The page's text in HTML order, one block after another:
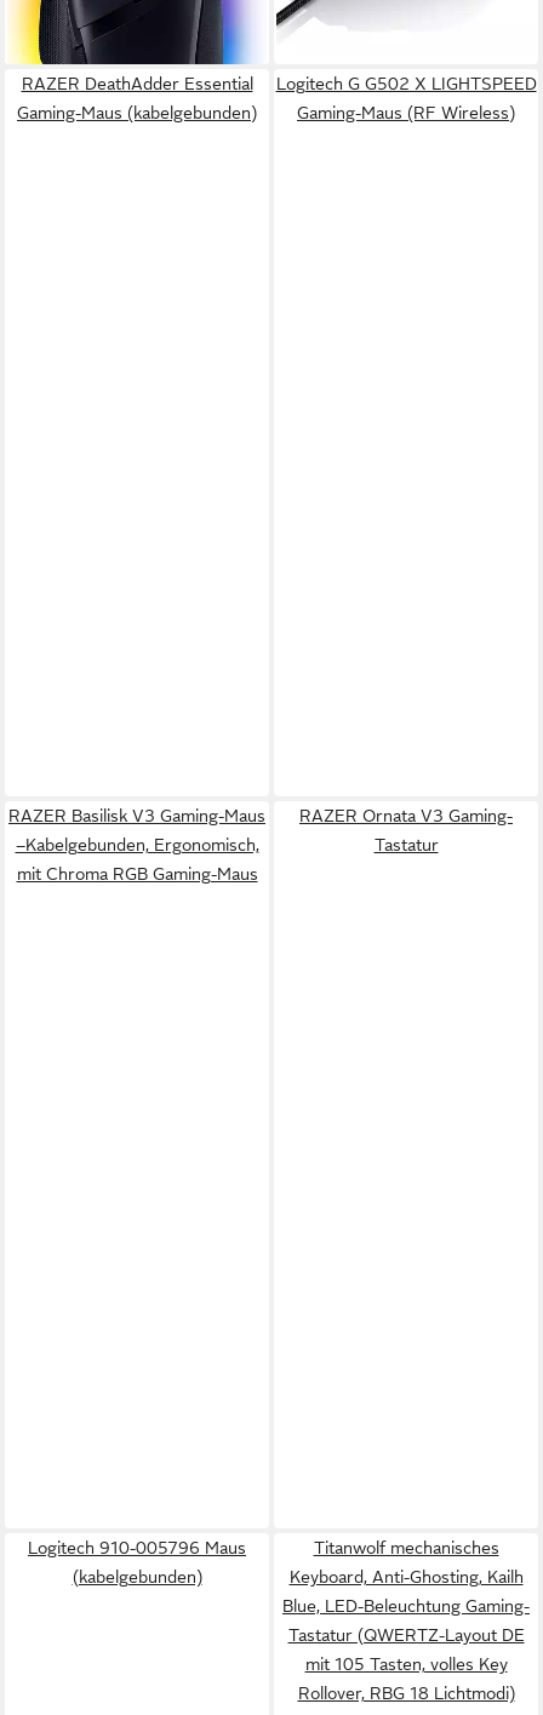
-27%
lieferbar - in 3-4 Werktagen bei dir
Polling-Rate bis 1000Hz,
-33%
RAZER DeathAdder Essential
Gaming-Maus (kabelgebunden)
Logitech G G502 X LIGHTSPEED
Gaming-Maus (RF Wireless)
RAZER Basilisk V3 Gaming-Maus
–Kabelgebunden, Ergonomisch,
mit Chroma RGB Gaming-Maus
RAZER Ornata V3 Gaming-
Tastatur
Logitech 910-005796 Maus
(kabelgebunden)
Titanwolf mechanisches
Keyboard, Anti-Ghosting, Kailh
Blue, LED-Beleuchtung Gaming-
Tastatur (QWERTZ-Layout DE
mit 105 Tasten, volles Key
Rollover, RBG 18 Lichtmodi)